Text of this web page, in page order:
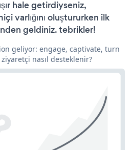
hale getirdiyseniz,
varlığını oluştururken ilk
geldiniz. tebrikler!
geliyor: engage, captivate, turn
ziyaretçi nasıl desteklenir?